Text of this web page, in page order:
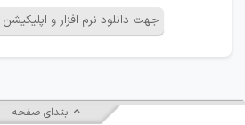
جهت دانلود نرم افزار و اپلیکیشن
ابتدای صفحه